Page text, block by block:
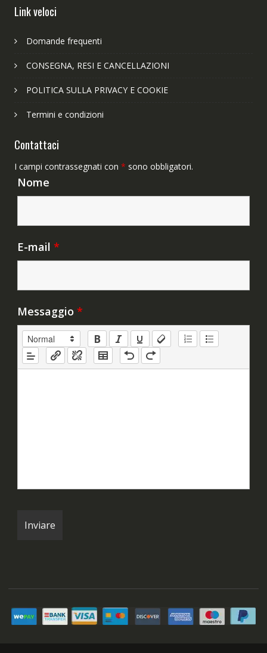
Link veloci
Domande frequenti
CONSEGNA, RESI E CANCELLAZIONI
POLITICA SULLA PRIVACY E COOKIE
Termini e condizioni
Contattaci
I campi contrassegnati con * sono obbligatori.
Nome
E-mail *
Messaggio *